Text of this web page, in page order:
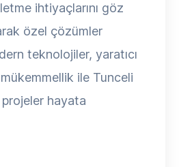
ihtiyaçlarını göz
özel çözümler
teknolojiler, yaratıcı
ile Tunceli
projeler hayata